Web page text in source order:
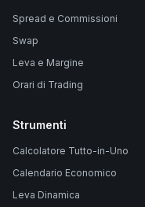
Spread e Commissioni
Swap
Leva e Margine
Orari di Trading
Strumenti
Calcolatore Tutto-in-Uno
Calendario Economico
Leva Dinamica